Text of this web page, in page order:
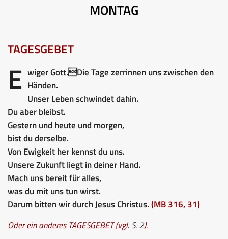
MONTAG
TAGESGEBET
E wiger Gott.Die Tage zerrinnen uns zwischen den
Händen.
Unser Leben schwindet dahin.
Du aber bleibst.
Gestern und heute und morgen,
bist du derselbe.
Von Ewigkeit her kennst du uns.
Unsere Zukunft liegt in deiner Hand.
Mach uns bereit für alles,
was du mit uns tun wirst.
Darum bitten wir durch Jesus Christus.(MB 316, 31)
Oder ein anderes TAGESGEBET (vgl.S. 2).